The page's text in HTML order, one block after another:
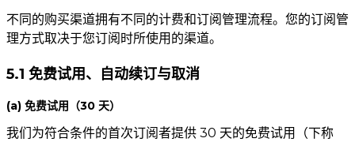
不同的购买渠道拥有不同的计费和订阅管理流程。您的订阅管
理方式取决于您订阅时所使用的渠道。
5.1 免费试用、自动续订与取消
(a) 免费试用（30 天）
我们为符合条件的首次订阅者提供 30 天的免费试用（下称